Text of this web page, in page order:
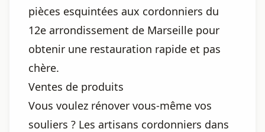
pièces esquintées aux cordonniers du
12e arrondissement de Marseille pour
obtenir une restauration rapide et pas
chère.
Ventes de produits
Vous voulez rénover vous-même vos
souliers ? Les artisans cordonniers dans